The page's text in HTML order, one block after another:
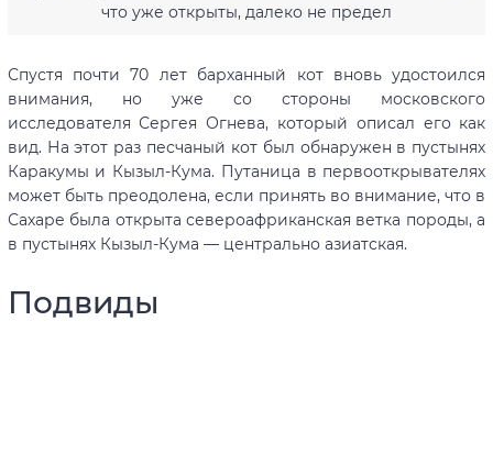
что уже открыты, далеко не предел
Спустя почти 70 лет барханный кот вновь удостоился
внимания, но уже со стороны московского
исследователя Сергея Огнева, который описал его как
вид. На этот раз песчаный кот был обнаружен в пустынях
Каракумы и Кызыл-Кума. Путаница в первооткрывателях
может быть преодолена, если принять во внимание, что в
Сахаре была открыта североафриканская ветка породы, а
в пустынях Кызыл-Кума — центрально азиатская.
Подвиды